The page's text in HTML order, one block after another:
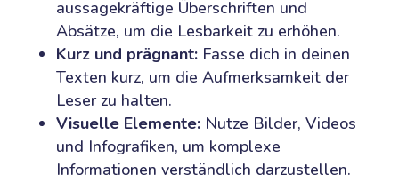
aussagekräftige Überschriften und
Absätze, um die Lesbarkeit zu erhöhen.
Kurz und prägnant:Fasse dich in deinen
Texten kurz, um die Aufmerksamkeit der
Leser zu halten.
Visuelle Elemente:Nutze Bilder, Videos
und Infografiken, um komplexe
Informationen verständlich darzustellen.